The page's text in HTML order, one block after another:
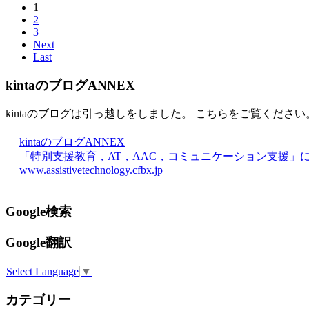
1
2
3
Next
Last
kintaのブログANNEX
kintaのブログは引っ越しをしました。 こちらをご覧ください
kintaのブログANNEX
「特別支援教育，AT，AAC，コミュニケーション支援」
www.assistivetechnology.cfbx.jp
Google検索
Google翻訳
Select Language ▼
カテゴリー